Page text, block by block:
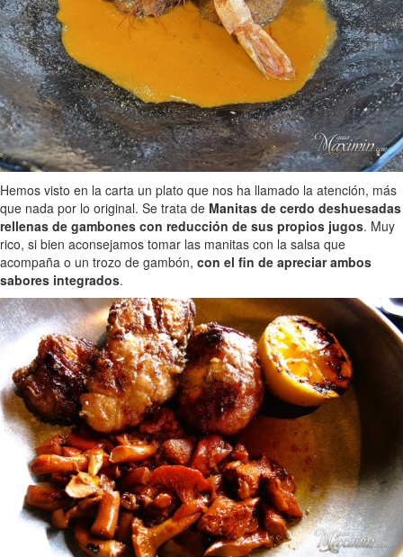
Hemos visto en la carta un plato que nos ha llamado la atención, más
que nada por lo original. Se trata de Manitas de cerdo deshuesadas
rellenas de gambones con reducción de sus propios jugos. Muy
rico, si bien aconsejamos tomar las manitas con la salsa que
acompaña o un trozo de gambón, con el fin de apreciar ambos
sabores integrados.